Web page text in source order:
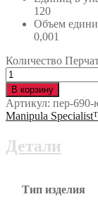
120
Объем
0,001
Количество
В корзину
Артикул: пер-690-
Manipula
Детали
Тип изделия